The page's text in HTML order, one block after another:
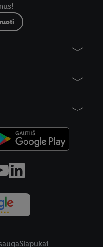
Slapukai